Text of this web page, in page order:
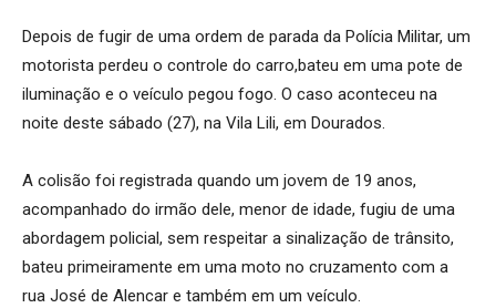
Depois de fugir de uma ordem de parada da Polícia Militar, um
motorista perdeu o controle do carro,bateu em uma pote de
iluminação e o veículo pegou fogo. O caso aconteceu na
noite deste sábado (27), na Vila Lili, em Dourados.
A colisão foi registrada quando um jovem de 19 anos,
acompanhado do irmão dele, menor de idade, fugiu de uma
abordagem policial, sem respeitar a sinalização de trânsito,
bateu primeiramente em uma moto no cruzamento com a
rua José de Alencar e também em um veículo.